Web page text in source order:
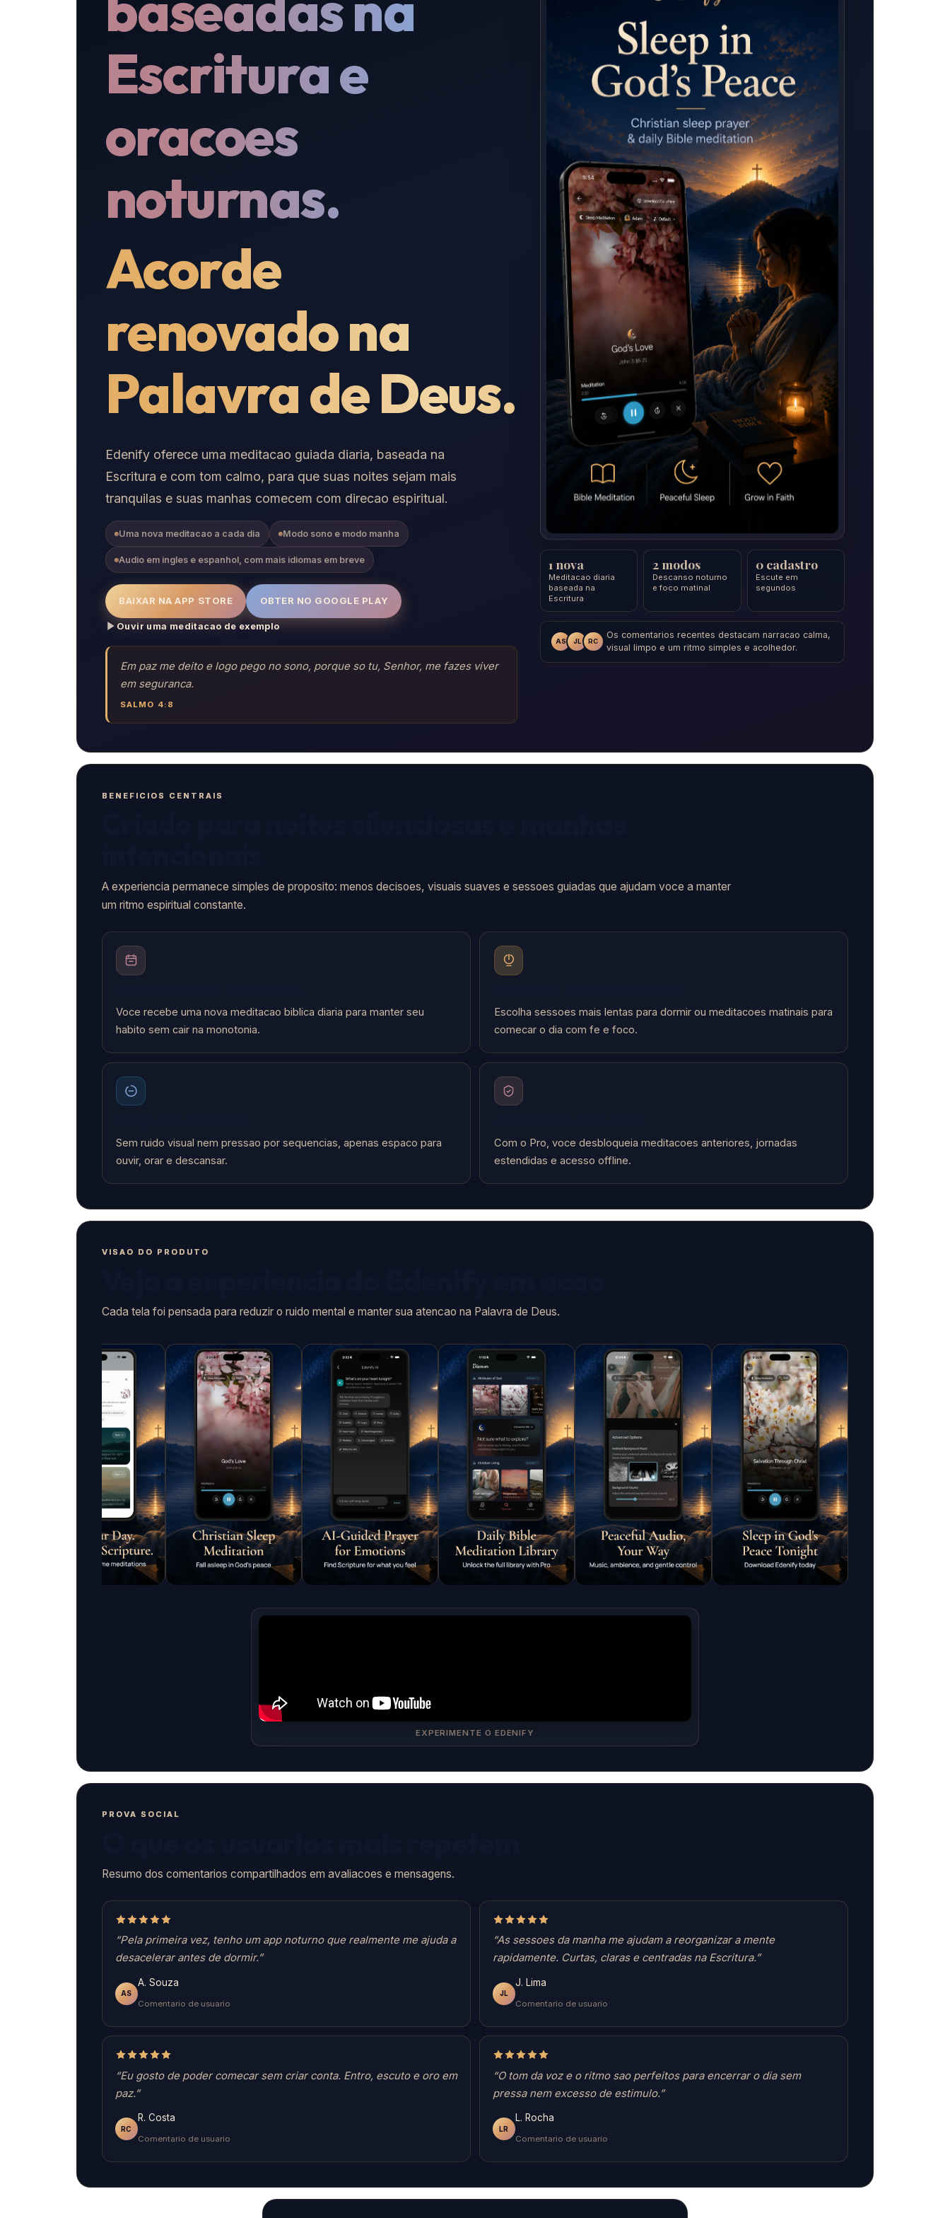
Escritura e
oracoes
noturnas.
Acorde
renovado na
Palavra de Deus.
Edenify oferece uma meditacao guiada diaria, baseada na
Escritura e com tom calmo, para que suas noites sejam mais
tranquilas e suas manhas comecem com direcao espiritual.
Uma nova meditacao a cada dia Modo sono e modo manha
Audio em ingles e espanhol, com mais idiomas em breve
BAIXAR NA APP STORE OBTER NO GOOGLE PLAY
Ouvir uma meditacao de exemplo
Em paz me deito e logo pego no sono, porque so tu, Senhor, me fazes viver
em seguranca.
SALMO 4:8
1 nova
Meditacao diaria
baseada na
Escritura
2 modos
Descanso noturno
e foco matinal
0 cadastro
Escute em
segundos
AS JL RC
Os comentarios recentes destacam narracao calma,
visual limpo e um ritmo simples e acolhedor.
BENEFICIOS CENTRAIS
A experiencia permanece simples de proposito: menos decisoes, visuais suaves e sessoes guiadas que ajudam voce a manter
um ritmo espiritual constante.
Voce recebe uma nova meditacao biblica diaria para manter seu
habito sem cair na monotonia.
Escolha sessoes mais lentas para dormir ou meditacoes matinais para
comecar o dia com fe e foco.
Sem ruido visual nem pressao por sequencias, apenas espaco para
ouvir, orar e descansar.
Com o Pro, voce desbloqueia meditacoes anteriores, jornadas
estendidas e acesso offline.
VISAO DO PRODUTO
Cada tela foi pensada para reduzir o ruido mental e manter sua atencao na Palavra de Deus.
EXPERIMENTE O EDENIFY
PROVA SOCIAL
Resumo dos comentarios compartilhados em avaliacoes e mensagens.
“Pela primeira vez, tenho um app noturno que realmente me ajuda a
desacelerar antes de dormir.”
AS
A. Souza
Comentario de usuario
“As sessoes da manha me ajudam a reorganizar a mente
rapidamente. Curtas, claras e centradas na Escritura.”
JL
J. Lima
Comentario de usuario
“Eu gosto de poder comecar sem criar conta. Entro, escuto e oro em
paz.”
RC
R. Costa
Comentario de usuario
“O tom da voz e o ritmo sao perfeitos para encerrar o dia sem
pressa nem excesso de estimulo.”
LR
L. Rocha
Comentario de usuario